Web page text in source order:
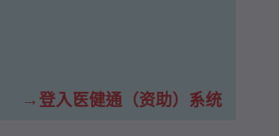
登入医健通（资助）系统